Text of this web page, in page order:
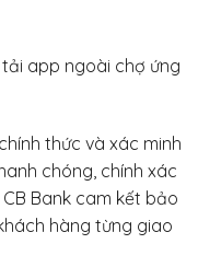
app ngoài chợ ứng
thức và xác minh
chóng, chính xác
Bank cam kết bảo
hàng từng giao